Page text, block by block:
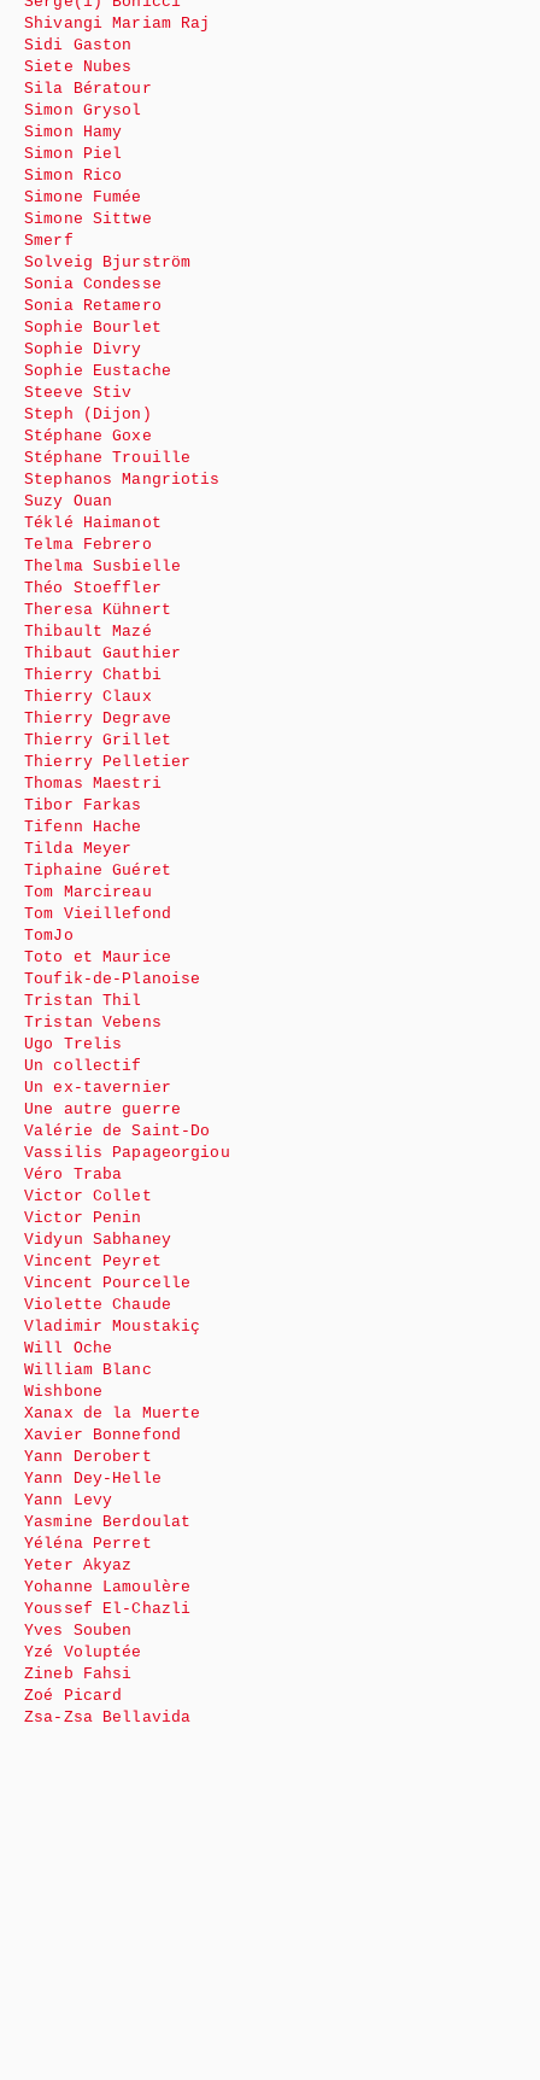
Shivangi Mariam Raj
Sidi Gaston
Siete Nubes
Sila Bératour
Simon Grysol
Simon Hamy
Simon Piel
Simon Rico
Simone Fumée
Simone Sittwe
Smerf
Solveig Bjurström
Sonia Condesse
Sonia Retamero
Sophie Bourlet
Sophie Divry
Sophie Eustache
Steeve Stiv
Steph (Dijon)
Stéphane Goxe
Stéphane Trouille
Stephanos Mangriotis
Suzy Ouan
Téklé Haimanot
Telma Febrero
Thelma Susbielle
Théo Stoeffler
Theresa Kühnert
Thibault Mazé
Thibaut Gauthier
Thierry Chatbi
Thierry Claux
Thierry Degrave
Thierry Grillet
Thierry Pelletier
Thomas Maestri
Tibor Farkas
Tifenn Hache
Tilda Meyer
Tiphaine Guéret
Tom Marcireau
Tom Vieillefond
TomJo
Toto et Maurice
Toufik-de-Planoise
Tristan Thil
Tristan Vebens
Ugo Trelis
Un collectif
Un ex-tavernier
Une autre guerre
Valérie de Saint-Do
Vassilis Papageorgiou
Véro Traba
Victor Collet
Victor Penin
Vidyun Sabhaney
Vincent Peyret
Vincent Pourcelle
Violette Chaude
Vladimir Moustakiç
Will Oche
William Blanc
Wishbone
Xanax de la Muerte
Xavier Bonnefond
Yann Derobert
Yann Dey-Helle
Yann Levy
Yasmine Berdoulat
Yéléna Perret
Yeter Akyaz
Yohanne Lamoulère
Youssef El-Chazli
Yves Souben
Yzé Voluptée
Zineb Fahsi
Zoé Picard
Zsa-Zsa Bellavida